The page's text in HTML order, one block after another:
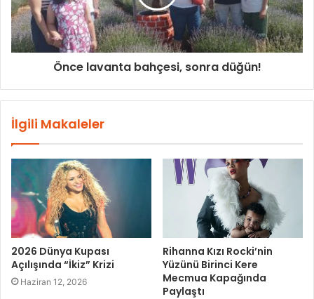
Önce lavanta bahçesi, sonra düğün!
İlgili Makaleler
2026 Dünya Kupası
Açılışında “İkiz” Krizi
Haziran 12, 2026
Rihanna Kızı Rocki’nin
Yüzünü Birinci Kere
Mecmua Kapağında
Paylaştı